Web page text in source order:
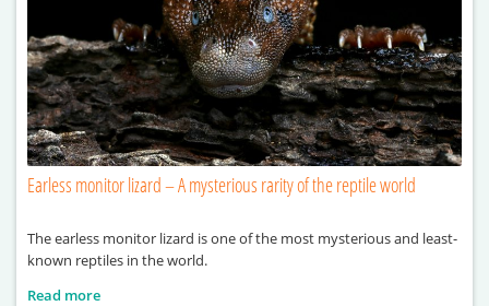
Earless monitor lizard – A mysterious rarity of the reptile world
The earless monitor lizard is one of the most mysterious and least-
known reptiles in the world.
Read more